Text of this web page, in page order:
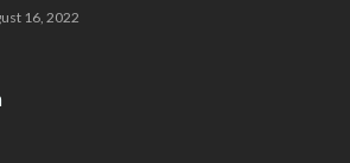
16, 2022